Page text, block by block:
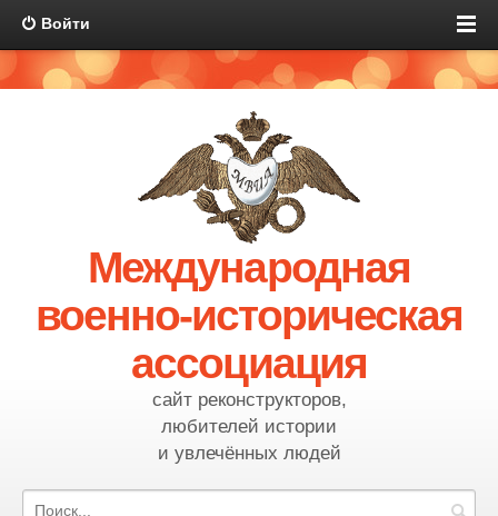
Войти
Международная
военно-историческая
ассоциация
сайт реконструкторов,
любителей истории
и увлечённых людей